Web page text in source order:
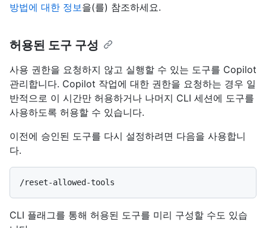
방법에 대한 정보을(를) 참조하세요.
허용된 도구 구성
사용 권한을 요청하지 않고 실행할 수 있는 도구를 Copilot
관리합니다. Copilot 작업에 대한 권한을 요청하는 경우 일
반적으로 이 시간만 허용하거나 나머지 CLI 세션에 도구를
사용하도록 허용할 수 있습니다.
이전에 승인된 도구를 다시 설정하려면 다음을 사용합니
다.
CLI 플래그를 통해 허용된 도구를 미리 구성할 수도 있습